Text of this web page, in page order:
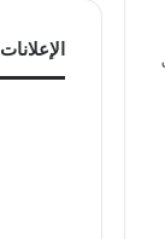
الإعلانات